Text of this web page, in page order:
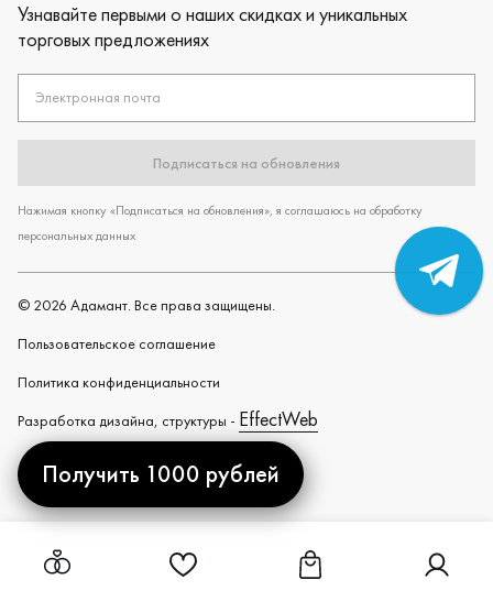
Узнавайте первыми о наших скидках и уникальных
торговых предложениях
Электронная почта
Подписаться на обновления
Нажимая кнопку «Подписаться на обновления», я соглашаюсь на обработку
персональных данных
© 2026 Адамант. Все права защищены.
Пользовательское cоглашение
Политика конфиденциальности
Разработка дизайна, структуры - EffectWeb
Created by
Ссылка на страницу "Избранное"
Ссылка на страницуСсылка
Получить 1000 рублей